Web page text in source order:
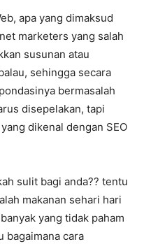
apa yang dimaksud
marketers yang salah
susunan atau
sehingga secara
bermasalah
disepelakan, tapi
dikenal dengan SEO
sulit bagi anda?? tentu
makanan sehari hari
yang tidak paham
bagaimana cara